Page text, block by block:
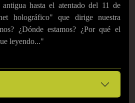
hasta el atentado del 11 de
holográfico" que dirige nuestra
¿Dónde estamos? ¿Por qué el
leyendo..."